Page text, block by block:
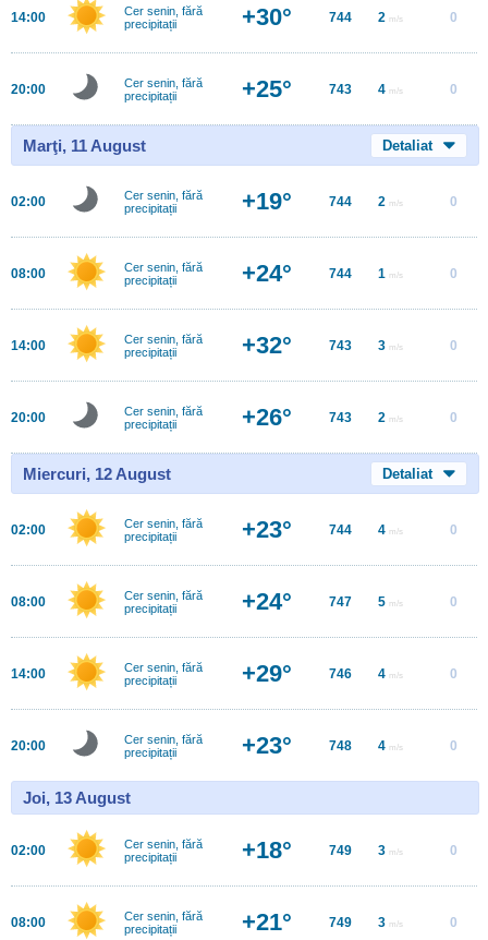
14:00
Cer senin, fără
precipitații
+30° 744 2 m/s 0
20:00
Cer senin, fără
precipitații
+25° 743 4 m/s 0
Marţi, 11 August Detaliat
02:00
Cer senin, fără
precipitații
+19° 744 2 m/s 0
08:00
Cer senin, fără
precipitații
+24° 744 1 m/s 0
14:00
Cer senin, fără
precipitații
+32° 743 3 m/s 0
20:00
Cer senin, fără
precipitații
+26° 743 2 m/s 0
Miercuri, 12 August Detaliat
02:00
Cer senin, fără
precipitații
+23° 744 4 m/s 0
08:00
Cer senin, fără
precipitații
+24° 747 5 m/s 0
14:00
Cer senin, fără
precipitații
+29° 746 4 m/s 0
20:00
Cer senin, fără
precipitații
+23° 748 4 m/s 0
Joi, 13 August
02:00
Cer senin, fără
precipitații
+18° 749 3 m/s 0
08:00
Cer senin, fără
precipitații
+21° 749 3 m/s 0